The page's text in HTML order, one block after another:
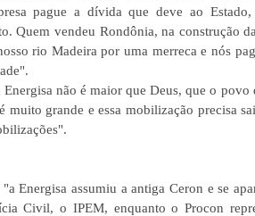
pague a dívida que deve ao Estado,
Quem vendeu Rondônia, na construção
rio Madeira por uma merreca e nós
não é maior que Deus, que o povo
grande e essa mobilização precisa
Energisa assumiu a antiga Ceron e se
Civil, o IPEM, enquanto o Procon